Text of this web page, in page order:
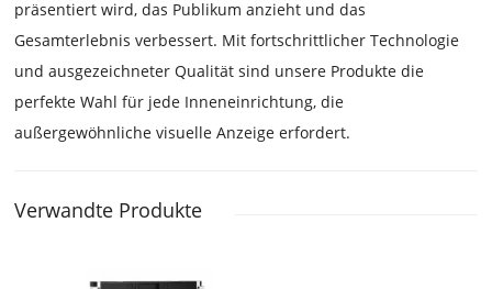
präsentiert wird, das Publikum anzieht und das
Gesamterlebnis verbessert. Mit fortschrittlicher Technologie
und ausgezeichneter Qualität sind unsere Produkte die
perfekte Wahl für jede Inneneinrichtung, die
außergewöhnliche visuelle Anzeige erfordert.
Verwandte Produkte